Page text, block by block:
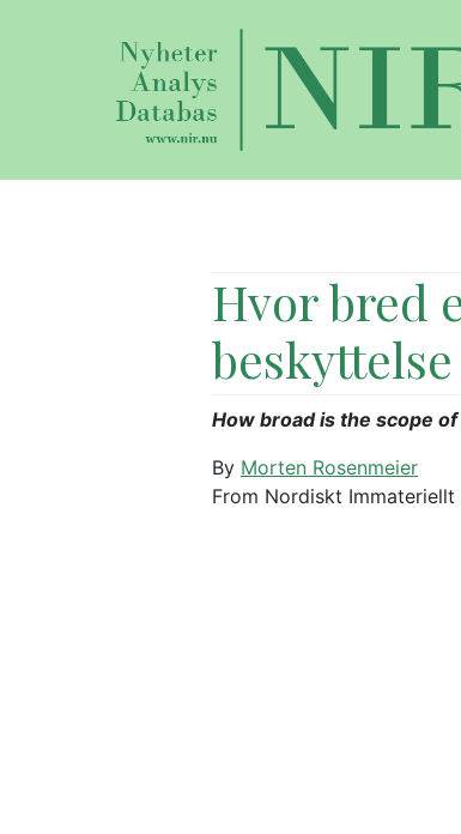
Hvor bred
How broad is the scope
By Morten Rosenmeier
From Nordiskt